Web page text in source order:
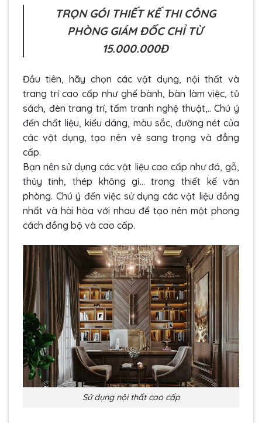
TRỌN GÓI THIẾT KẾ THI CÔNG
PHÒNG GIÁM ĐỐC CHỈ TỪ
15.000.000Đ
Đầu tiên, hãy chọn các vật dụng, nội thất và
trang trí cao cấp như ghế bành, bàn làm việc, tủ
sách, đèn trang trí, tấm tranh nghệ thuật,.. Chú ý
đến chất liệu, kiểu dáng, màu sắc, đường nét của
các vật dụng, tạo nên vẻ sang trọng và đẳng
cấp.
Bạn nên sử dụng các vật liệu cao cấp như đá, gỗ,
thủy tinh, thép không gỉ… trong thiết kế văn
phòng. Chú ý đến việc sử dụng các vật liệu đồng
nhất và hài hòa với nhau để tạo nên một phong
cách đồng bộ và cao cấp.
Sử dụng nội thất cao cấp